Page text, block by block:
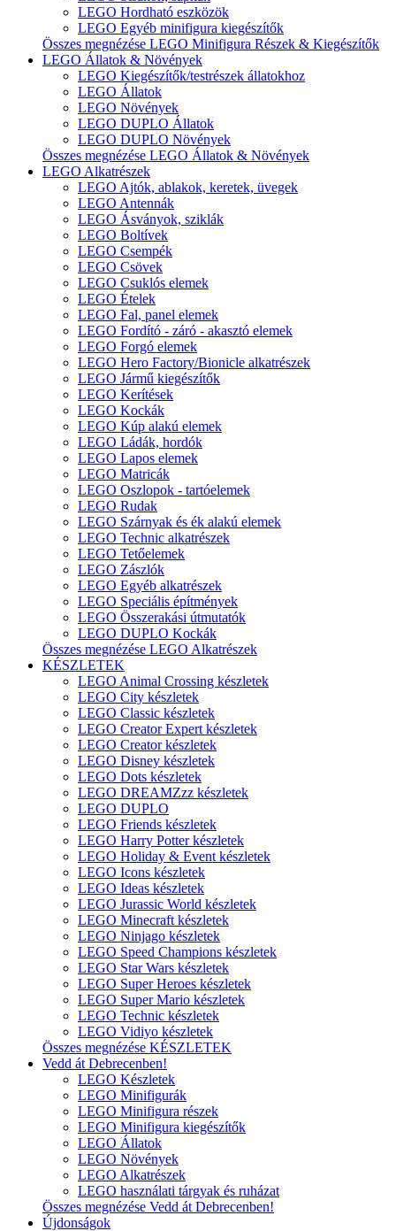
LEGO Hordható eszközök
LEGO Egyéb minifigura kiegészítők
Összes megnézése LEGO Minifigura Részek & Kiegészítők
LEGO Állatok & Növények
LEGO Kiegészítők/testrészek állatokhoz
LEGO Állatok
LEGO Növények
LEGO DUPLO Állatok
LEGO DUPLO Növények
Összes megnézése LEGO Állatok & Növények
LEGO Alkatrészek
LEGO Ajtók, ablakok, keretek, üvegek
LEGO Antennák
LEGO Ásványok, sziklák
LEGO Boltívek
LEGO Csempék
LEGO Csövek
LEGO Csuklós elemek
LEGO Ételek
LEGO Fal, panel elemek
LEGO Fordító - záró - akasztó elemek
LEGO Forgó elemek
LEGO Hero Factory/Bionicle alkatrészek
LEGO Jármű kiegészítők
LEGO Kerítések
LEGO Kockák
LEGO Kúp alakú elemek
LEGO Ládák, hordók
LEGO Lapos elemek
LEGO Matricák
LEGO Oszlopok - tartóelemek
LEGO Rudak
LEGO Szárnyak és ék alakú elemek
LEGO Technic alkatrészek
LEGO Tetőelemek
LEGO Zászlók
LEGO Egyéb alkatrészek
LEGO Speciális építmények
LEGO Összerakási útmutatók
LEGO DUPLO Kockák
Összes megnézése LEGO Alkatrészek
KÉSZLETEK
LEGO Animal Crossing készletek
LEGO City készletek
LEGO Classic készletek
LEGO Creator Expert készletek
LEGO Creator készletek
LEGO Disney készletek
LEGO Dots készletek
LEGO DREAMZzz készletek
LEGO DUPLO
LEGO Friends készletek
LEGO Harry Potter készletek
LEGO Holiday & Event készletek
LEGO Icons készletek
LEGO Ideas készletek
LEGO Jurassic World készletek
LEGO Minecraft készletek
LEGO Ninjago készletek
LEGO Speed Champions készletek
LEGO Star Wars készletek
LEGO Super Heroes készletek
LEGO Super Mario készletek
LEGO Technic készletek
LEGO Vidiyo készletek
Összes megnézése KÉSZLETEK
Vedd át Debrecenben!
LEGO Készletek
LEGO Minifigurák
LEGO Minifigura részek
LEGO Minifigura kiegészítők
LEGO Állatok
LEGO Növények
LEGO Alkatrészek
LEGO használati tárgyak és ruházat
Összes megnézése Vedd át Debrecenben!
Újdonságok